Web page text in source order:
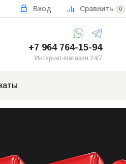
Вход Сравнить 0
+7 964 764-15-94
Интернет-магазин 24/7